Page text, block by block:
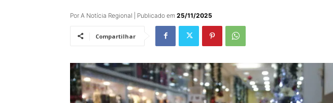
Por A Notícia Regional | Publicado em 25/11/2025
Compartilhar